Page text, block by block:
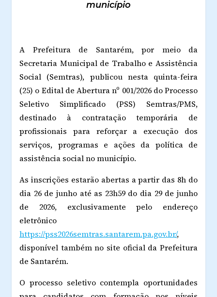
município
A Prefeitura de Santarém, por meio da
Secretaria Municipal de Trabalho e Assistência
Social (Semtras), publicou nesta quinta-feira
(25) o Edital de Abertura nº 001/2026 do Processo
Seletivo Simplificado (PSS) Semtras/PMS,
destinado à contratação temporária de
profissionais para reforçar a execução dos
serviços, programas e ações da política de
assistência social no município.
As inscrições estarão abertas a partir das 8h do
dia 26 de junho até as 23h59 do dia 29 de junho
de 2026, exclusivamente pelo endereço
eletrônico
https://pss2026semtras.santarem.pa.gov.br/,
disponível também no site oficial da Prefeitura
de Santarém.
O processo seletivo contempla oportunidades